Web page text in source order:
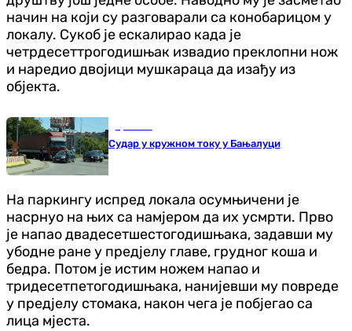
начин на који су разговарали са конобарицом у
локалу. Сукоб је ескалирао када је
четрдесеттрогодишњак извадио преклопни нож
и наредио двојици мушкараца да изађу из
објекта.
Судар у кружном току у Бањалуци
На паркингу испред локала осумњичени је
насрнуо на њих са намјером да их усмрти. Прво
је напао двадесетшестогодишњака, задавши му
убодне ране у предјелу главе, грудног коша и
бедра. Потом је истим ножем напао и
тридесетпетогодишњака, нанијевши му повреде
у предјелу стомака, након чега је побјегао са
лица мјеста.